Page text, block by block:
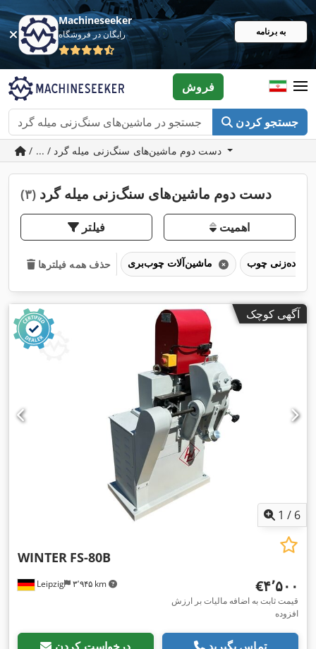
Machineseeker
رایگان در فروشگاه به برنامه
جستجو کردن
فروش
/ ... / دست دوم ماشین‌های سنگ‌زنی میله گرد
دست دوم ماشین‌های سنگ‌زنی میله گرد (۳)
فیلتر اهمیت
حذف همه فیلترها
آگهی کوچک
1 / 6
Leipzig ۳٬۹۴۵ km
WINTER FS-80B
‎€۴٬۵۰۰
قیمت ثابت به اضافه مالیات بر ارزش
افزوده